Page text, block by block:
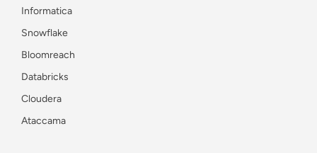
Informatica
Snowflake
Bloomreach
Databricks
Cloudera
Ataccama